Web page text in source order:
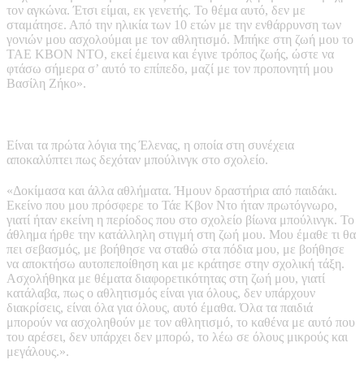
τον αγκώνα. Έτσι είμαι, εκ γενετής. Το θέμα αυτό, δεν με
σταμάτησε. Από την ηλικία των 10 ετών με την ενθάρρυνση των
γονιών μου ασχολούμαι με τον αθλητισμό. Μπήκε στη ζωή μου το
ΤΑΕ ΚΒΟΝ ΝΤΟ, εκεί έμεινα και έγινε τρόπος ζωής, ώστε να
φτάσω σήμερα σ’ αυτό το επίπεδο, μαζί με τον προπονητή μου
Βασίλη Ζήκο».
Είναι τα πρώτα λόγια της Έλενας, η οποία στη συνέχεια
αποκαλύπτει πως δεχόταν μπούλινγκ στο σχολείο.
«Δοκίμασα και άλλα αθλήματα. Ήμουν δραστήρια από παιδάκι.
Εκείνο που μου πρόσφερε το Τάε Κβον Ντο ήταν πρωτόγνωρο,
γιατί ήταν εκείνη η περίοδος που στο σχολείο βίωνα μπούλινγκ. Το
άθλημα ήρθε την κατάλληλη στιγμή στη ζωή μου. Μου έμαθε τι θα
πει σεβασμός, με βοήθησε να σταθώ στα πόδια μου, με βοήθησε
να αποκτήσω αυτοπεποίθηση και με κράτησε στην σχολική τάξη.
Ασχολήθηκα με θέματα διαφορετικότητας στη ζωή μου, γιατί
κατάλαβα, πως ο αθλητισμός είναι για όλους, δεν υπάρχουν
διακρίσεις, είναι όλα για όλους, αυτό έμαθα. Όλα τα παιδιά
μπορούν να ασχοληθούν με τον αθλητισμό, το καθένα με αυτό που
του αρέσει, δεν υπάρχει δεν μπορώ, το λέω σε όλους μικρούς και
μεγάλους.».